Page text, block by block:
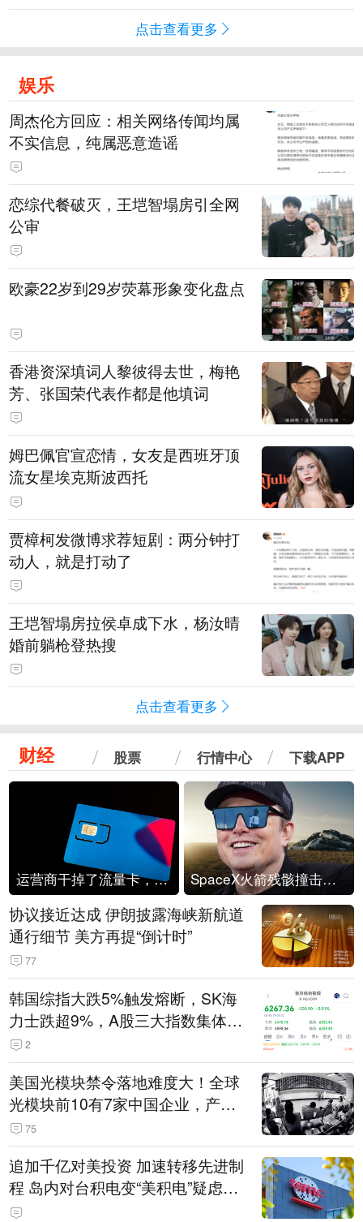
点击查看更多
娱乐
周杰伦方回应：相关网络传闻均属
不实信息，纯属恶意造谣
恋综代餐破灭，王垲智塌房引全网
公审
欧豪22岁到29岁荧幕形象变化盘点
香港资深填词人黎彼得去世，梅艳
芳、张国荣代表作都是他填词
姆巴佩官宣恋情，女友是西班牙顶
流女星埃克斯波西托
贾樟柯发微博求荐短剧：两分钟打
动人，就是打动了
王垲智塌房拉侯卓成下水，杨汝晴
婚前躺枪登热搜
点击查看更多
财经 股票 行情中心 下载APP
运营商干掉了流量卡，他们真的玩不起了 SpaceX火箭残骸撞击月球
协议接近达成 伊朗披露海峡新航道
通行细节 美方再提“倒计时”
77
韩国综指大跌5%触发熔断，SK海
力士跌超9%，A股三大指数集体低
开 2
美国光模块禁令落地难度大！全球
光模块前10有7家中国企业，产业
界人士：想“脱钩”并不容易
75
追加千亿对美投资 加速转移先进制
程 岛内对台积电变“美积电”疑虑担
忧加剧